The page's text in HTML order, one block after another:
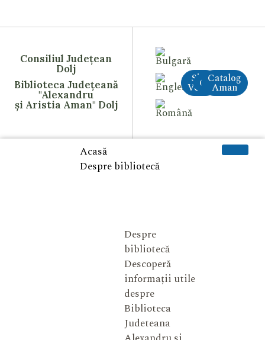
Consiliul Județean
Dolj
Biblioteca Județeană
"Alexandru
și Aristia Aman" Dolj
Site
VechiCreAI
Catalog
Aman
Acasă
Despre bibliotecă
Despre
bibliotecă
Descoperă
informații utile
despre
Biblioteca
Judeteana